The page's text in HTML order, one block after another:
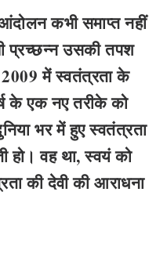
कभी समाप्त नहीं
प्रच्छन्न उसकी तपश
2009 में स्वतंत्रता के
के एक नए तरीके को
भर में हुए स्वतंत्रता
हो। वह था, स्वयं को
की देवी की आराधना